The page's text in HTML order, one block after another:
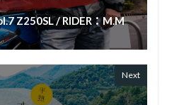
Z250SL / RIDER：M.M
Next